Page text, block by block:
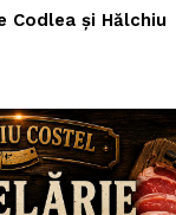
Codlea și Hălchiu